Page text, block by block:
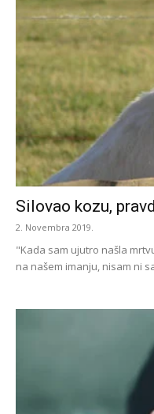
Silovao kozu,
2. Novembra 2019.
"Kada sam ujutro našla
na našem imanju, nisam ni